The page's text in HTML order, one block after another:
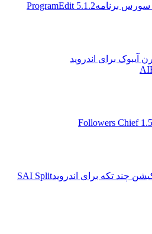
سورس برنامهProgramEdit 5.1.2
آیبوک برای اندروید
Followers Chief
SAI Split